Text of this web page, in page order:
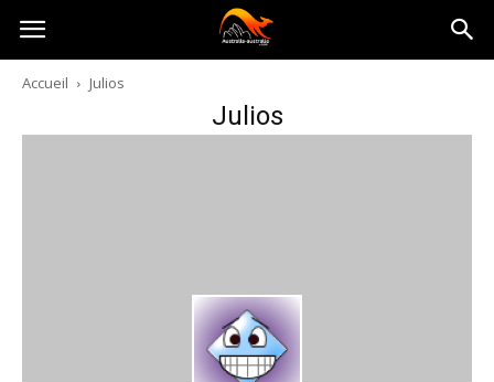
Australia-
australie.com
Accueil Julios
Julios